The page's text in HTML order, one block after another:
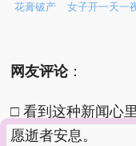
花膏破产 女子开一天一
网友评论：
□ 看到这种新闻心
愿逝者安息。